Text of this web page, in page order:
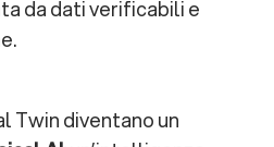
da dati verificabili e
Twin diventano un